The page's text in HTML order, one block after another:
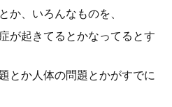
か、いろんなものを、
が起きてるとかなってるとす
とか人体の問題とかがすでに